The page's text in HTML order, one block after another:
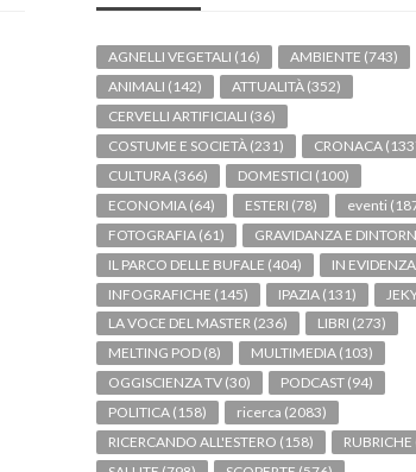
AGNELLI VEGETALI (16) AMBIENTE (743)
ANIMALI (142) ATTUALITÀ (352)
CERVELLI ARTIFICIALI (36)
COSTUME E SOCIETÀ (231) CRONACA
CULTURA (366) DOMESTICI (100)
ECONOMIA (64) ESTERI (78) eventi
FOTOGRAFIA (61) GRAVIDANZA E
IL PARCO DELLE BUFALE (404) IN EVIDENZA
INFOGRAFICHE (145) IPAZIA (131)
LA VOCE DEL MASTER (236) LIBRI (273)
MELTING POD (8) MULTIMEDIA (103)
OGGISCIENZA TV (30) PODCAST (94)
POLITICA (158) ricerca (2083)
RICERCANDO ALL'ESTERO (158) RUBRICHE